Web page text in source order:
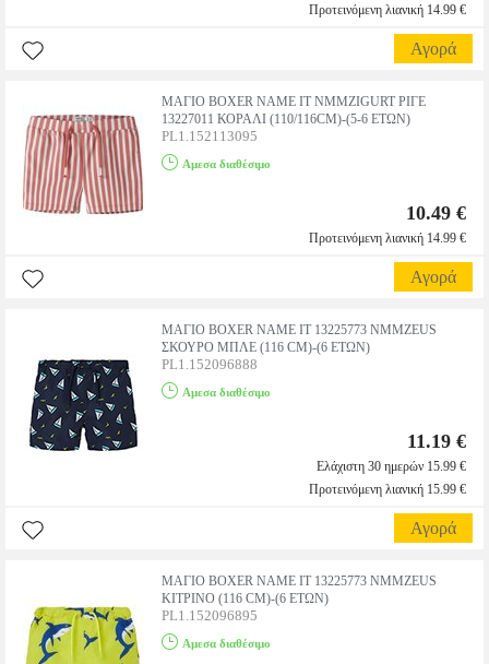
Προτεινόμενη λιανική 14.99 €
Αγορά
ΜΑΓΙΟ BOXER NAME IT NMMZIGURT ΡΙΓΕ
13227011 ΚΟΡΑΛΙ (110/116CM)-(5-6 ΕΤΩΝ)
PL1.152113095
Αμεσα διαθέσιμο
10.49 €
Προτεινόμενη λιανική 14.99 €
Αγορά
ΜΑΓΙΟ BOXER NAME IT 13225773 NMMZEUS
ΣΚΟΥΡΟ ΜΠΛΕ (116 CM)-(6 ΕΤΩΝ)
PL1.152096888
Αμεσα διαθέσιμο
11.19 €
Ελάχιστη 30 ημερών 15.99 €
Προτεινόμενη λιανική 15.99 €
Αγορά
ΜΑΓΙΟ BOXER NAME IT 13225773 NMMZEUS
ΚΙΤΡΙΝΟ (116 CM)-(6 ΕΤΩΝ)
PL1.152096895
Αμεσα διαθέσιμο